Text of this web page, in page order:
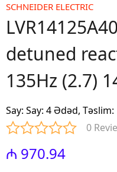
SCHNEIDER ELECTRIC
detuned
135Hz (2.7)
Say: Say: 4 Ədəd, Təslim:
0
₼ 970.94